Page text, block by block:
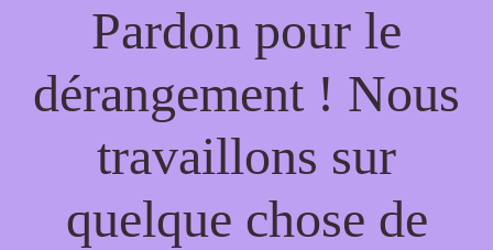
Pardon pour le
dérangement ! Nous
travaillons sur
quelque chose de